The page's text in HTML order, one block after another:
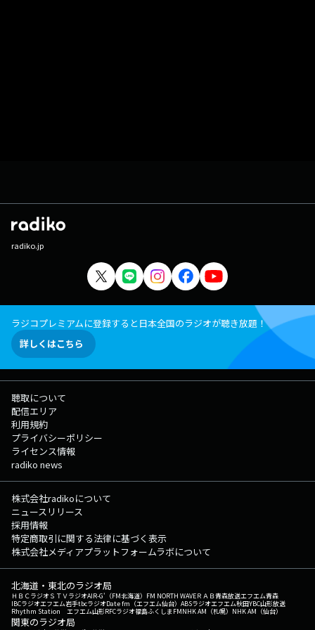
radiko.jp
ラジコプレミアムに登録すると日本全国のラジオが聴き放題！
詳しくはこちら
聴取について
配信エリア
利用規約
プライバシーポリシー
ライセンス情報
radiko news
株式会社radikoについて
ニュースリリース
採用情報
特定商取引に関する法律に基づく表示
株式会社メディアプラットフォームラボについて
北海道・東北のラジオ局
ＨＢＣラジオＳＴＶラジオAIR-G'（FM北海道） FM NORTH WAVEＲＡＢ青森放送エフエム青森
IBCラジオエフエム岩手tbcラジオDate fm（エフエム仙台） ABSラジオエフエム秋田YBC山形放送
Rhythm Station エフエム山形RFCラジオ福島ふくしまFMNHK AM（札幌） NHK AM（仙台）
関東のラジオ局